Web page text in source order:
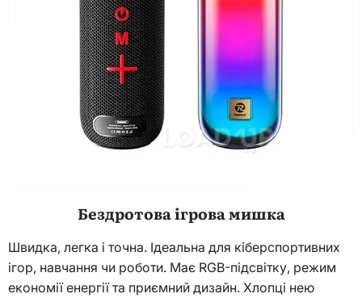
Бездротова ігрова мишка
Швидка, легка і точна. Ідеальна для кіберспортивних
ігор, навчання чи роботи. Має RGB-підсвітку, режим
економії енергії та приємний дизайн. Хлопці нею